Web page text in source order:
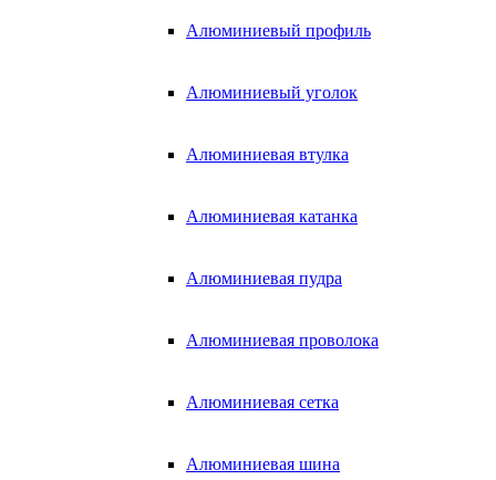
Алюминиевый профиль
Алюминиевый уголок
Алюминиевая втулка
Алюминиевая катанка
Алюминиевая пудра
Алюминиевая проволока
Алюминиевая сетка
Алюминиевая шина